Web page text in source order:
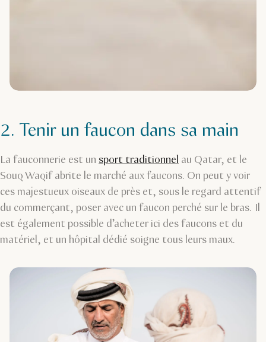
2. Tenir un faucon dans sa main
La fauconnerie est un sport traditionnel au Qatar, et le
Souq Waqif abrite le marché aux faucons. On peut y voir
ces majestueux oiseaux de près et, sous le regard attentif
du commerçant, poser avec un faucon perché sur le bras. Il
est également possible d’acheter ici des faucons et du
matériel, et un hôpital dédié soigne tous leurs maux.